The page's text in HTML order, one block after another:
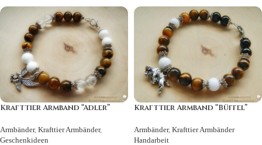
Krafttier Armband “Adler”
Armbänder, Krafttier Armbänder,
Geschenkideen
Krafttier Armband “Büffel”
Armbänder, Krafttier Armbänder
Handarbeit